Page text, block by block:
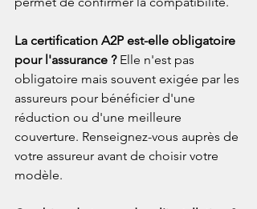
La certification A2P est-elle obligatoire
pour l'assurance ? Elle n'est pas
obligatoire mais souvent exigée par les
assureurs pour bénéficier d'une
réduction ou d'une meilleure
couverture. Renseignez-vous auprès de
votre assureur avant de choisir votre
modèle.